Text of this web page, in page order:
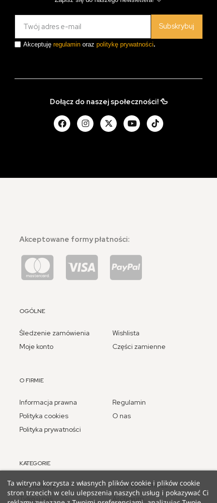
Subskrybuj
Akceptuję regulamin oraz politykę prywatności.
Dołącz do naszej społeczności! 🦆
Akceptowane formy płatności:
OGÓLNE
Śledzenie zamówienia
Moje konto
Wishlista
Części zamienne
O FIRMIE
Informacja prawna
Polityka cookies
Polityka prywatności
Regulamin
O nas
KATEGORIE
Bestsellery
Tylko u nas
Plany wydawnicze
Archiwum
Ta witryna korzysta z własnych plików cookie i plików cookie
stron trzecich w celu ulepszenia naszych usług i pokazywać Ci